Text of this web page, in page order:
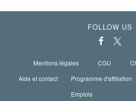
FOLLOW US
Mentions légales CGU
Aide et contact
Programme d'affiliation
Emplois